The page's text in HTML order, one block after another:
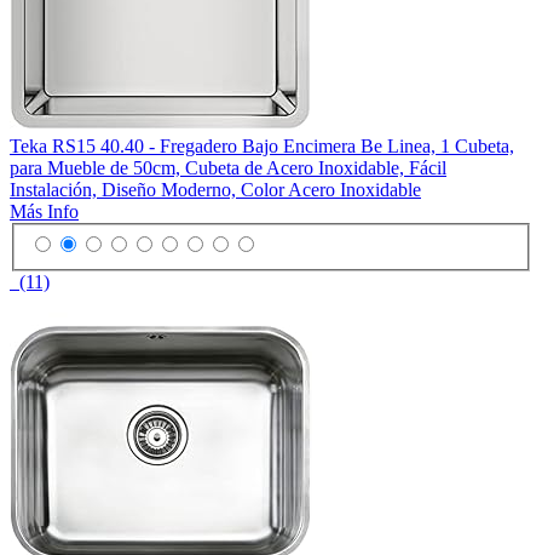
Teka RS15 40.40 - Fregadero Bajo Encimera Be Linea, 1 Cubeta,
para Mueble de 50cm, Cubeta de Acero Inoxidable, Fácil
Instalación, Diseño Moderno, Color Acero Inoxidable
Más Info
(11)